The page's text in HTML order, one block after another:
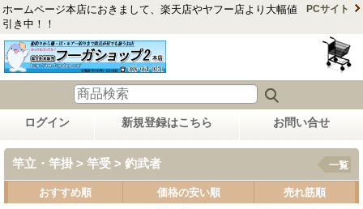
ホームページ本店におきまして、楽天店やヤフー店より大幅値
引き中！！
PCサイト
ログイン 新規登録はこちら お問い合せ
竿立・竿掛 > 竿受 > 釣武者 一覧
おすすめ順 価格の安い順 売れ筋順